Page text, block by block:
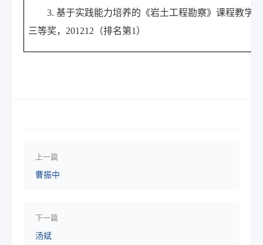
3. 基于实践能力培养的《岩土工程勘察》课程教学
三等奖，201212（排名第1）
上一篇
曹振中
下一篇
汤斌